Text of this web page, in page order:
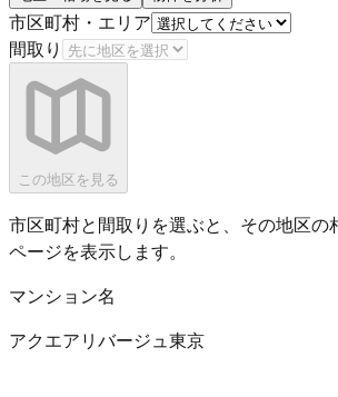
市区町村・エリア
間取り
この地区を見る
市区町村と間取りを選ぶと、その地区の
ページを表示します。
マンション名
アクエアリバージュ東京